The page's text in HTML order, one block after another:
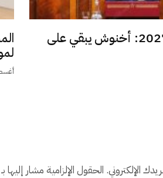
قانون المالية 2027: أخنوش يبقي على
أغسطس
الإلكتروني. الحقول الإلزامية مشار إليها